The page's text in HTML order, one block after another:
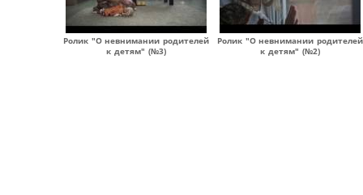
Ролик "О невнимании родителей
к детям" (№3)
Ролик "О невнимании родителей
к детям" (№2)